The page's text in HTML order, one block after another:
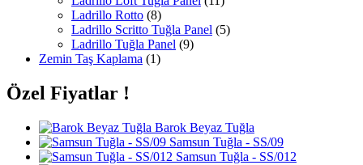
Ladrillo Rotto (8)
Ladrillo Scritto Tuğla Panel (5)
Ladrillo Tuğla Panel (9)
Zemin Taş Kaplama (1)
Özel Fiyatlar !
Barok Beyaz Tuğla
Samsun Tuğla - SS/09
Samsun Tuğla - SS/012